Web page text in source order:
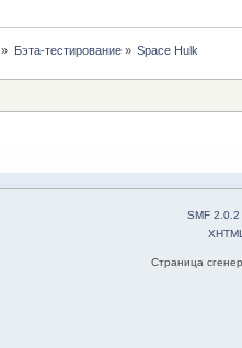
» Бэта-тестирование» Space Hulk
SMF 2.0.2
Страница